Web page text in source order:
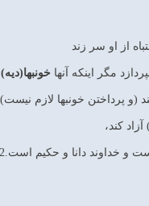
از او سر زند
خونبها(دیه)